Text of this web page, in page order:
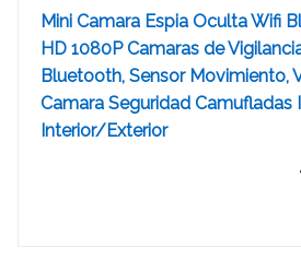
Mini Camara Espia Oculta Wifi
HD 1080P Camaras de
Bluetooth, Sensor Movimiento,
Camara Seguridad Camufladas
Interior/Exterior